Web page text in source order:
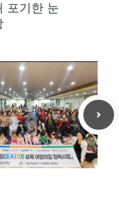
포기한 눈